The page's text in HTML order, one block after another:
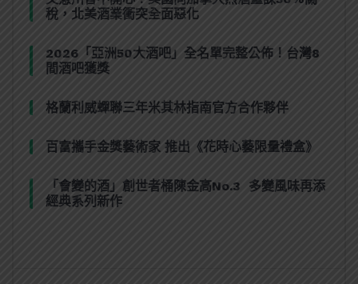
稅，北美酒業衝突全面惡化
2026「亞洲50大酒吧」全名單完整公佈！台灣8
間酒吧獲獎
格蘭利威蟬聯三年米其林指南官方合作夥伴
百富攜手金獎藝術家 推出《花時心藝限量禮盒》
「會變的酒」創世者桶陳金高No.3 多變風味再添
經典系列新作